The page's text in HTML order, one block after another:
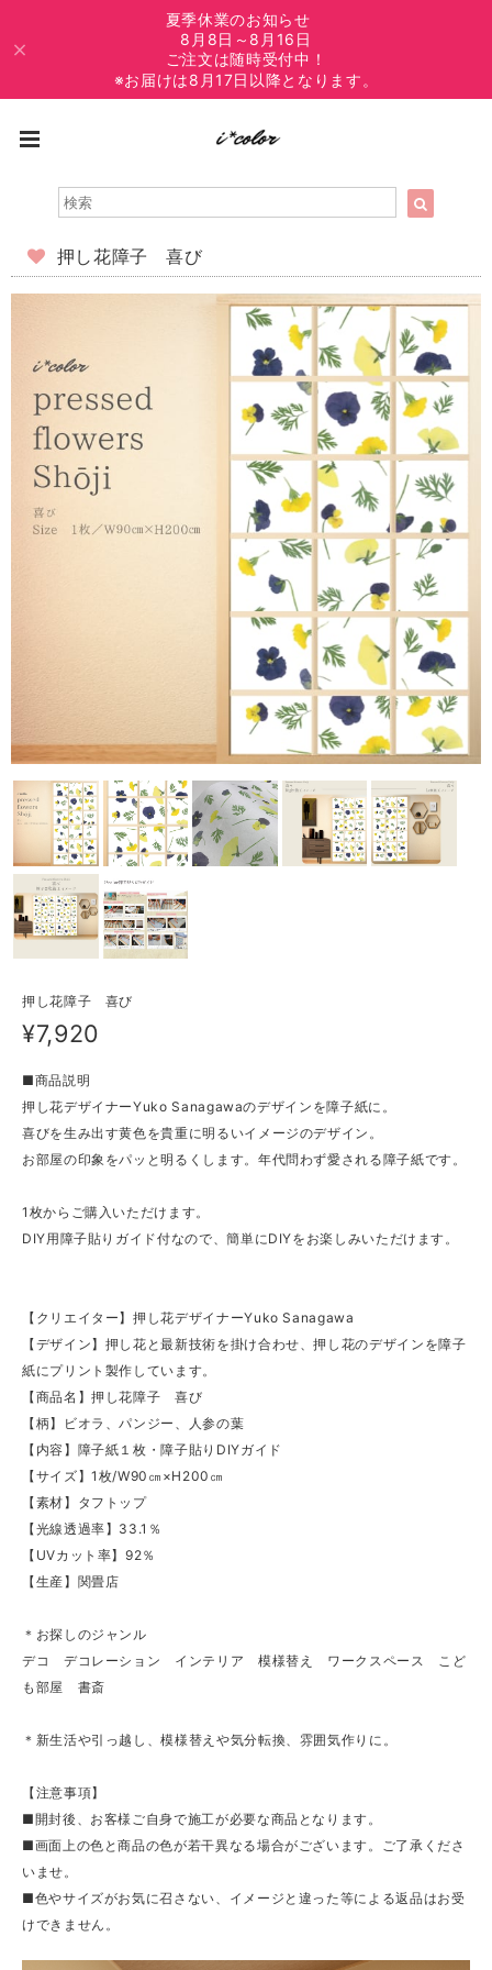
夏季休業のお知らせ
8月8日～8月16日
ご注文は随時受付中！
※お届けは8月17日以降となります。
押し花障子 喜び
押し花障子 喜び
¥7,920
■商品説明
押し花デザイナーYuko Sanagawaのデザインを障子紙に。
喜びを生み出す黄色を貴重に明るいイメージのデザイン。
お部屋の印象をパッと明るくします。年代問わず愛される障子紙です。
1枚からご購入いただけます。
DIY用障子貼りガイド付なので、簡単にDIYをお楽しみいただけます。
【クリエイター】押し花デザイナーYuko Sanagawa
【デザイン】押し花と最新技術を掛け合わせ、押し花のデザインを障子
紙にプリント製作しています。
【商品名】押し花障子 喜び
【柄】ビオラ、パンジー、人参の葉
【内容】障子紙１枚・障子貼りDIYガイド
【サイズ】1枚/W90㎝×H200㎝
【素材】タフトップ
【光線透過率】33.1％
【UVカット率】92％
【生産】関畳店
＊お探しのジャンル
デコ デコレーション インテリア 模様替え ワークスペース こど
も部屋 書斎
＊新生活や引っ越し、模様替えや気分転換、雰囲気作りに。
【注意事項】
■開封後、お客様ご自身で施工が必要な商品となります。
■画面上の色と商品の色が若干異なる場合がございます。ご了承くださ
いませ。
■色やサイズがお気に召さない、イメージと違った等による返品はお受
けできません。